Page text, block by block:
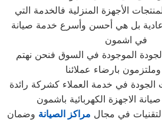
الأجهزة المنزلية فالخدمة التي
بل هي أحسن وأسرع خدمة صيانة
في اشمون
الموجودة في السوق فنحن نهتم
بارضاء عملائنا
الجودة في خدمة العملاء كشركة رائدة
الاجهزة الكهربائية باشمون
في مجال مراكز الصيانة وضمان